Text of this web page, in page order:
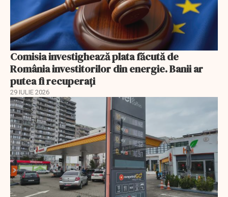
Comisia investighează plata făcută de
România investitorilor din energie. Banii ar
putea fi recuperați
29 IULIE 2026